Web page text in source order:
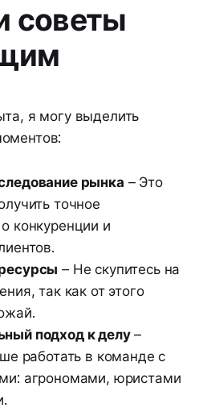
советы
я могу выделить
рынка – Это
точное
конкуренции и
– Не скупитесь на
так как от этого
подход к делу–
работать в команде с
агрономами, юристами